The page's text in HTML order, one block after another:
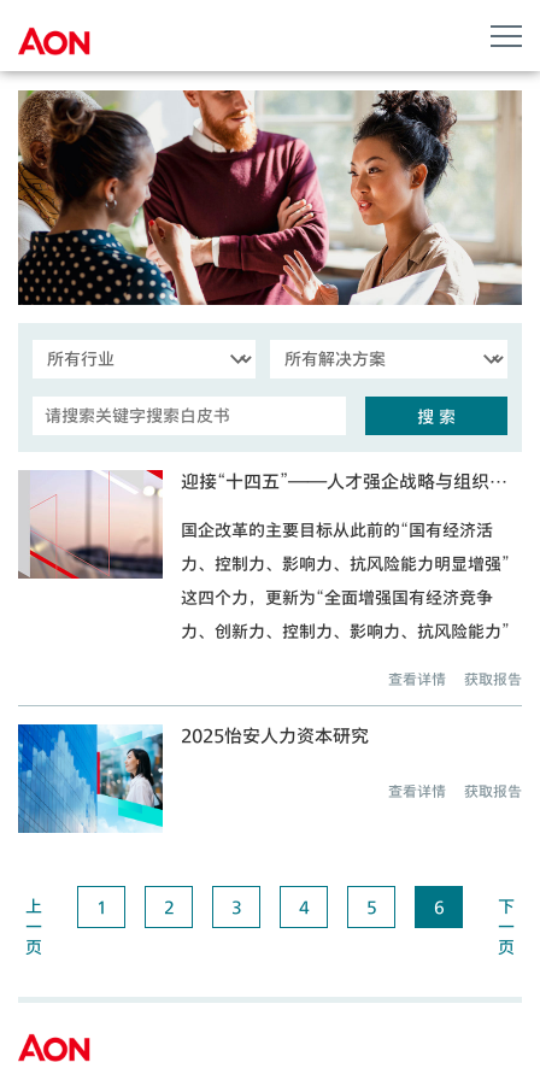
搜 索
迎接“十四五”——人才强企战略与组织能力建设
国企改革的主要目标从此前的“国有经济活
力、控制力、影响力、抗风险能力明显增强”
这四个力，更新为“全面增强国有经济竞争
力、创新力、控制力、影响力、抗风险能力”
获取报告
查看详情
2025怡安人力资本研究
获取报告
查看详情
上
一
页
1 2 3 4 5 6
下
一
页